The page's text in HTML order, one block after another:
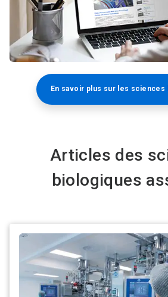
En savoir plus sur les sciences
Articles des
biologiques